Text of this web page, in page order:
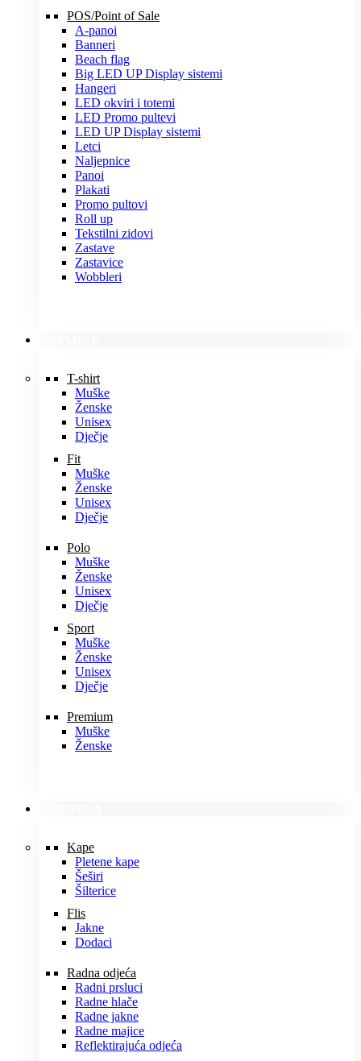
POS/Point of Sale
A-panoi
Banneri
Beach flag
Big LED UP Display sistemi
Hangeri
LED okviri i totemi
LED Promo pultevi
LED UP Display sistemi
Letci
Naljepnice
Panoi
Plakati
Promo pultovi
Roll up
Tekstilni zidovi
Zastave
Zastavice
Wobbleri
T-shirt
Muške
Ženske
Unisex
Dječje
Fit
Muške
Ženske
Unisex
Dječje
Polo
Muške
Ženske
Unisex
Dječje
Sport
Muške
Ženske
Unisex
Dječje
Premium
Muške
Ženske
Kape
Pletene kape
Šeširi
Šilterice
Flis
Jakne
Dodaci
Radna odjeća
Radni prsluci
Radne hlače
Radne jakne
Radne majice
Reflektirajuća odjeća